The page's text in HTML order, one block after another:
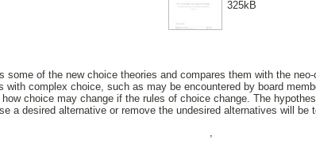
325kB
some of the new choice theories and compares them with the
with complex choice, such as may be encountered by board
choice may change if the rules of choice change. The
a desired alternative or remove the undesired alternatives will be